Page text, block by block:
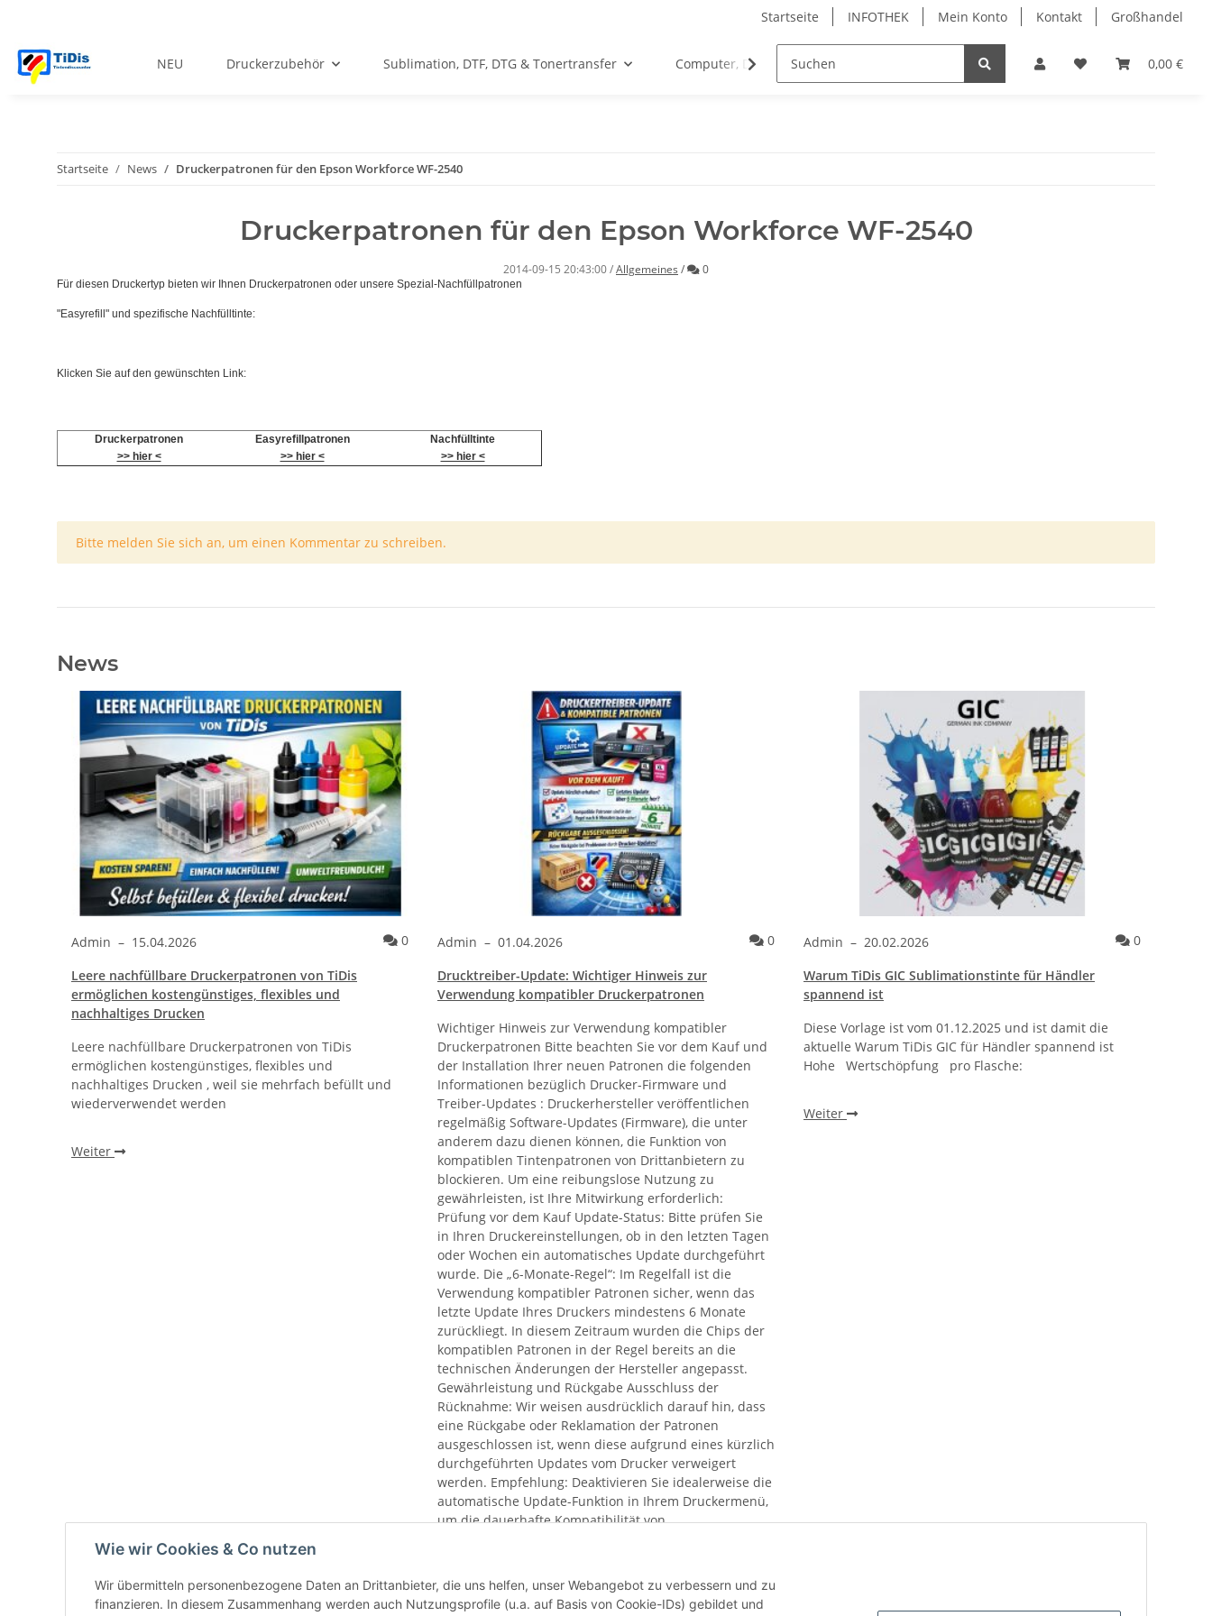
Startseite INFOTHEK Mein Konto Kontakt Großhandel
0,00 €
NEU Druckerzubehör Sublimation, DTF, DTG & Tonertransfer Computer, Drucker & Bürobedarf PVC Kartendrucker & Zubehör TiDis
Startseite News Druckerpatronen für den Epson Workforce WF-2540
Druckerpatronen für den Epson Workforce WF-2540
2014-09-15 20:43:00/Allgemeines / Kommentare
0
Für diesen Druckertyp bieten wir Ihnen Druckerpatronen oder unsere Spezial-Nachfüllpatronen
"Easyrefill" und spezifische Nachfülltinte:
Klicken Sie auf den gewünschten Link:
Druckerpatronen Easyrefillpatronen
Nachfülltinte
>> hier <
>> hier < >> hier <
x
Bitte melden Sie sich an, um einen Kommentar zu schreiben.
News
Kommentare
Admin – 15.04.2026 Kommentare
0
Leere nachfüllbare Druckerpatronen von TiDis
ermöglichen kostengünstiges, flexibles und
nachhaltiges Drucken
Leere nachfüllbare Druckerpatronen von TiDis
ermöglichen kostengünstiges, flexibles und
nachhaltiges Drucken , weil sie mehrfach befüllt und
wiederverwendet werden
Weiter
Admin – 01.04.2026 Kommentare
0
Drucktreiber-Update: Wichtiger Hinweis zur
Verwendung kompatibler Druckerpatronen
Wichtiger Hinweis zur Verwendung kompatibler
Druckerpatronen Bitte beachten Sie vor dem Kauf und
der Installation Ihrer neuen Patronen die folgenden
Informationen bezüglich Drucker-Firmware und
Treiber-Updates : Druckerhersteller veröffentlichen
regelmäßig Software-Updates (Firmware), die unter
anderem dazu dienen können, die Funktion von
kompatiblen Tintenpatronen von Drittanbietern zu
blockieren. Um eine reibungslose Nutzung zu
gewährleisten, ist Ihre Mitwirkung erforderlich:
Prüfung vor dem Kauf Update-Status: Bitte prüfen Sie
in Ihren Druckereinstellungen, ob in den letzten Tagen
oder Wochen ein automatisches Update durchgeführt
wurde. Die „6-Monate-Regel“: Im Regelfall ist die
Verwendung kompatibler Patronen sicher, wenn das
letzte Update Ihres Druckers mindestens 6 Monate
zurückliegt. In diesem Zeitraum wurden die Chips der
kompatiblen Patronen in der Regel bereits an die
technischen Änderungen der Hersteller angepasst.
Gewährleistung und Rückgabe Ausschluss der
Rücknahme: Wir weisen ausdrücklich darauf hin, dass
eine Rückgabe oder Reklamation der Patronen
ausgeschlossen ist, wenn diese aufgrund eines kürzlich
durchgeführten Updates vom Drucker verweigert
werden. Empfehlung: Deaktivieren Sie idealerweise die
automatische Update-Funktion in Ihrem Druckermenü,
um die dauerhafte Kompatibilität von
geprüft haben und das Risiko einer Blockierung durch
aktuelle Hersteller-Software bekannt ist.
Admin – 20.02.2026 Kommentare
0
Warum TiDis GIC Sublimationstinte für Händler
spannend ist
Diese Vorlage ist vom 01.12.2025 und ist damit die
aktuelle Warum TiDis GIC für Händler spannend ist
Hohe Wertschöpfung pro Flasche:
Weiter
Wie wir Cookies & Co nutzen
Wir übermitteln personenbezogene Daten an Drittanbieter, die uns helfen, unser Webangebot zu verbessern und zu
finanzieren. In diesem Zusammenhang werden auch Nutzungsprofile (u.a. auf Basis von Cookie-IDs) gebildet und